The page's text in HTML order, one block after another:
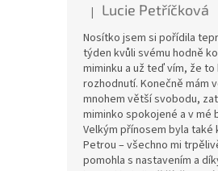
Hodnocení produktu je 5 z 5
| Lucie Petříčková
Nosítko jsem si pořídila
týden kvůli svému hodně
miminku a už teď vím, že
rozhodnutí. Konečně mám
mnohem větší svobodu,
miminko spokojené a v mé
Velkým přínosem byla také
Petrou – všechno mi
pomohla s nastavením a